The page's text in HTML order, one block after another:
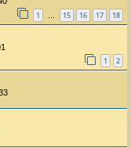
1 … 15 16 17 18
1 2